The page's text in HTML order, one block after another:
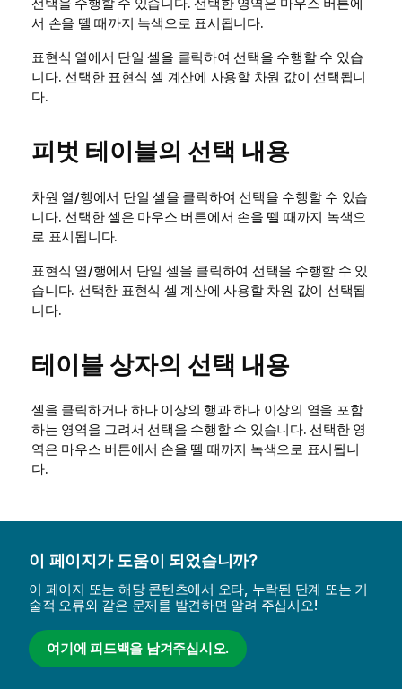
서 손을 뗄 때까지 녹색으로 표시됩니다.
표현식 열에서 단일 셀을 클릭하여 선택을 수행할 수 있습
니다. 선택한 표현식 셀 계산에 사용할 차원 값이 선택됩니
다.
피벗 테이블의 선택 내용
차원 열/행에서 단일 셀을 클릭하여 선택을 수행할 수 있습
니다. 선택한 셀은 마우스 버튼에서 손을 뗄 때까지 녹색으
로 표시됩니다.
표현식 열/행에서 단일 셀을 클릭하여 선택을 수행할 수 있
습니다. 선택한 표현식 셀 계산에 사용할 차원 값이 선택됩
니다.
테이블 상자의 선택 내용
셀을 클릭하거나 하나 이상의 행과 하나 이상의 열을 포함
하는 영역을 그려서 선택을 수행할 수 있습니다. 선택한 영
역은 마우스 버튼에서 손을 뗄 때까지 녹색으로 표시됩니
다.
이 페이지가 도움이 되었습니까?
이 페이지 또는 해당 콘텐츠에서 오타, 누락된 단계 또는 기
술적 오류와 같은 문제를 발견하면 알려 주십시오!
여기에 피드백을 남겨주십시오.